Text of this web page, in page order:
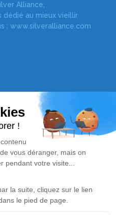
Alliance,
au mieux vieillir
: www.silveralliance.com